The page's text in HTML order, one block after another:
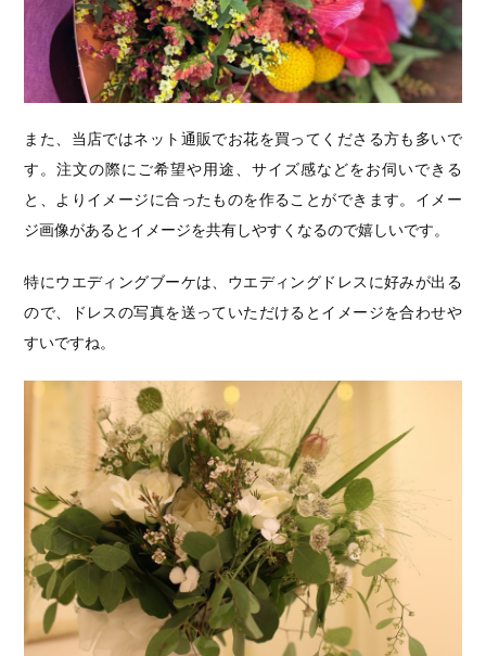
また、当店ではネット通販でお花を買ってくださる方も多いで
す。注文の際にご希望や用途、サイズ感などをお伺いできる
と、よりイメージに合ったものを作ることができます。イメー
ジ画像があるとイメージを共有しやすくなるので嬉しいです。
特にウエディングブーケは、ウエディングドレスに好みが出る
ので、ドレスの写真を送っていただけるとイメージを合わせや
すいですね。